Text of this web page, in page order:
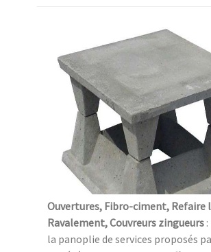
Ouvertures, Fibro-ciment, Refaire
Ravalement, Couvreurs zingueurs
la panoplie de services proposés